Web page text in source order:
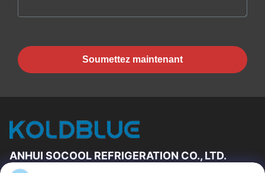
Soumettez maintenant
ANHUI SOCOOL REFRIGERATION CO., LTD.